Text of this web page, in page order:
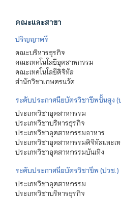
คณะและสาขา
ปริญญาตรี
คณะบริหารธุรกิจ
คณะเทคโนโลยีอุตสาหกรรม
คณะเทคโนโลยีดิจิทัล
สำนักวิชาเกษตรนวัต
ระดับประกาศนียบัตรวิชาชีพชั้นสูง (
ประเภทวิชาอุตสาหกรรม
ประเภทวิชาบริหารธุรกิจ
ประเภทวิชาอุตสาหกรรมอาหาร
ประเภทวิชาอุตสาหกรรมดิจิทัลและเท
ประเภทวิชาอุตสาหกรรมบันเทิง
ระดับประกาศนียบัตรวิชาชีพ (ปวช.)
ประเภทวิชาอุตสาหกรรม
ประเภทวิชาบริหารธุรกิจ